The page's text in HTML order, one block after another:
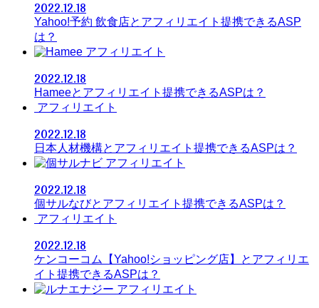
2022.12.18
Yahoo!予約 飲食店とアフィリエイト提携できるASP
は？
アフィリエイト
2022.12.18
Hameeとアフィリエイト提携できるASPは？
アフィリエイト
2022.12.18
日本人材機構とアフィリエイト提携できるASPは？
アフィリエイト
2022.12.18
個サルなびとアフィリエイト提携できるASPは？
アフィリエイト
2022.12.18
ケンコーコム【Yahoo!ショッピング店】とアフィリエ
イト提携できるASPは？
アフィリエイト